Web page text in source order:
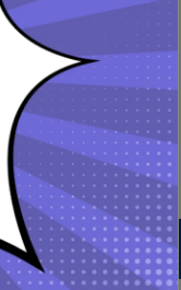
Uranüs 150ml